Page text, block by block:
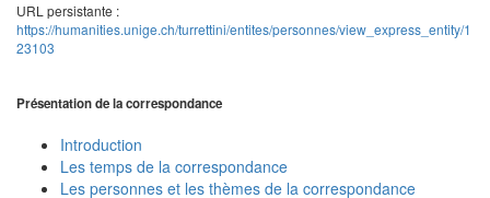
URL persistante :
https://humanities.unige.ch/turrettini/entites/personnes/view_express_entity/1
23103
Présentation de la correspondance
Introduction
Les temps de la correspondance
Les personnes et les thèmes de la correspondance